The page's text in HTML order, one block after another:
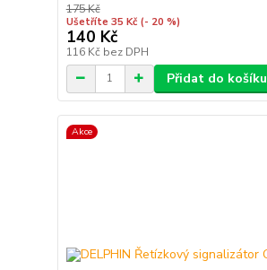
175 Kč
Ušetříte 35 Kč (- 20 %)
140 Kč
116 Kč bez DPH
Přidat do košíku
Akce